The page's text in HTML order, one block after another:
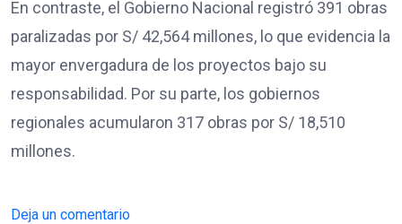
En contraste, el Gobierno Nacional registró 391 obras
paralizadas por S/ 42,564 millones, lo que evidencia la
mayor envergadura de los proyectos bajo su
responsabilidad. Por su parte, los gobiernos
regionales acumularon 317 obras por S/ 18,510
millones.
Deja un comentario